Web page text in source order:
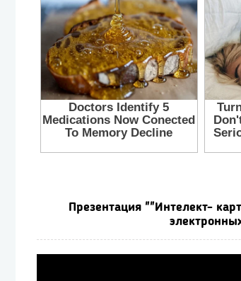
Презентация ""Интелект-